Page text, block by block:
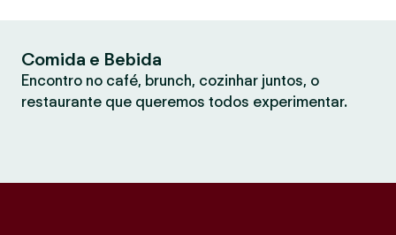
Comida e Bebida
Encontro no café, brunch, cozinhar juntos, o
restaurante que queremos todos experimentar.